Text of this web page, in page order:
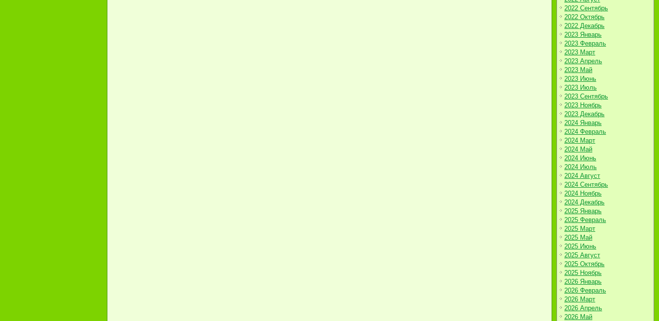
2022 Сентябрь
2022 Октябрь
2022 Декабрь
2023 Январь
2023 Февраль
2023 Март
2023 Апрель
2023 Май
2023 Июнь
2023 Июль
2023 Сентябрь
2023 Ноябрь
2023 Декабрь
2024 Январь
2024 Февраль
2024 Март
2024 Май
2024 Июнь
2024 Июль
2024 Август
2024 Сентябрь
2024 Ноябрь
2024 Декабрь
2025 Январь
2025 Февраль
2025 Март
2025 Май
2025 Июнь
2025 Август
2025 Октябрь
2025 Ноябрь
2026 Январь
2026 Февраль
2026 Март
2026 Апрель
2026 Май